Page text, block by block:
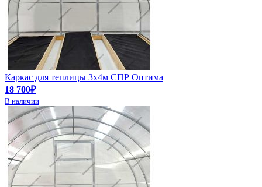
Каркас для теплицы 3х4м СПР Оптима
18 700₽
В наличии